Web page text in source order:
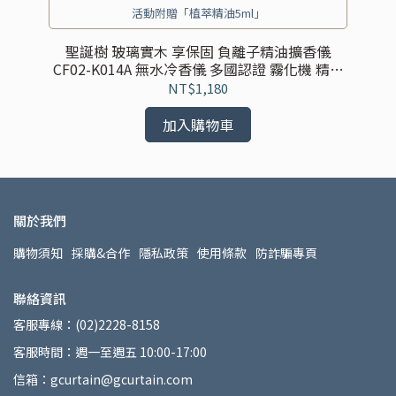
活動附贈「植萃精油5ml」
聖誕樹 玻璃實木 享保固 負離子精油擴香儀
CF02-K014A 無水冷香儀 多國認證 霧化機 精油
霧化器 冷噴儀 香薰機
NT$1,180
加入購物車
關於我們
購物須知 採購&合作 隱私政策 使用條款 防詐騙專頁
聯絡資訊
客服專線：(02)2228-8158
客服時間：週一至週五 10:00-17:00
信箱：gcurtain@gcurtain.com